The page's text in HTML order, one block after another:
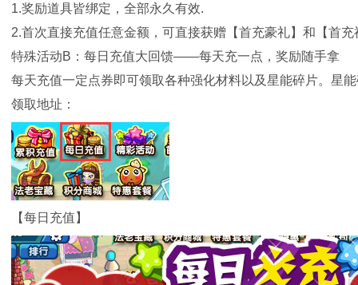
1.奖励道具皆绑定，全部永久有效.
2.首次直接充值任意金额，可直接获赠【首充豪礼】和【首充
特殊活动B：每日充值大回馈——每天充一点，奖励随手拿
每天充值一定点券即可领取各种强化材料以及星能碎片。星
领取地址：
【每日充值】